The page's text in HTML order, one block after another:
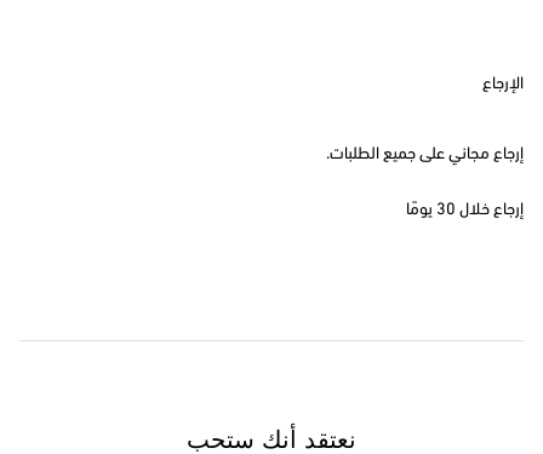
الإرجاع
إرجاع مجاني على جميع الطلبات.
إرجاع خلال 30 يومًا
نعتقد أنك ستحب